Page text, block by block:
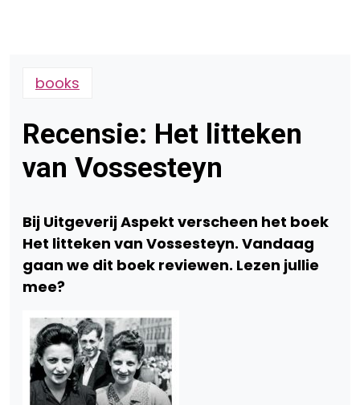
books
Recensie: Het litteken
van Vossesteyn
Bij Uitgeverij Aspekt verscheen het boek
Het litteken van Vossesteyn. Vandaag
gaan we dit boek reviewen. Lezen jullie
mee?